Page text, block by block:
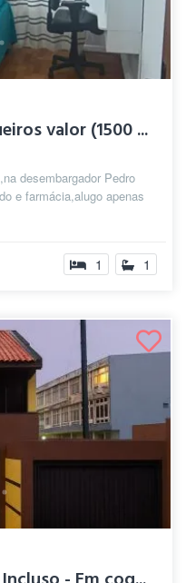
valor (1500 ...
desembargador Pedro
e farmácia,alugo apenas
1 1